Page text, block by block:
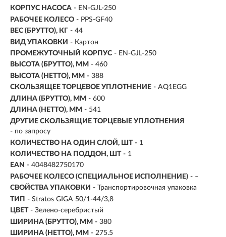
КОРПУС НАСОСА - EN-GJL-250
РАБОЧЕЕ КОЛЕСО - PPS-GF40
ВЕС (БРУТТО), КГ - 44
ВИД УПАКОВКИ - Картон
ПРОМЕЖУТОЧНЫЙ КОРПУС - EN-GJL-250
ВЫСОТА (БРУТТО), ММ - 460
ВЫСОТА (НЕТТО), ММ - 388
СКОЛЬЗЯЩЕЕ ТОРЦЕВОЕ УПЛОТНЕНИЕ - AQ1EGG
ДЛИНА (БРУТТО), ММ - 600
ДЛИНА (НЕТТО), ММ - 541
ДРУГИЕ СКОЛЬЗЯЩИЕ ТОРЦЕВЫЕ УПЛОТНЕНИЯ
- по запросу
КОЛИЧЕСТВО НА ОДИН СЛОЙ, ШТ - 1
КОЛИЧЕСТВО НА ПОДДОН, ШТ - 1
EAN - 4048482750170
РАБОЧЕЕ КОЛЕСО (СПЕЦИАЛЬНОЕ ИСПОЛНЕНИЕ) - –
СВОЙСТВА УПАКОВКИ - Транспортировочная упаковка
ТИП - Stratos GIGA 50/1-44/3,8
ЦВЕТ - Зелено-серебристый
ШИРИНА (БРУТТО), ММ - 380
ШИРИНА (НЕТТО), ММ - 275.5